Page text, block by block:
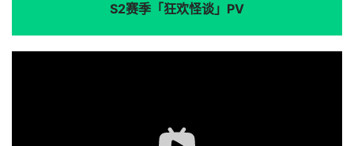
S2赛季「狂欢怪谈」PV